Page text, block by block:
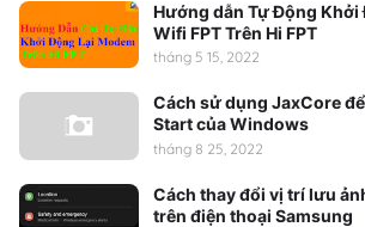
Hướng dẫn Tự Động Khởi
Wifi FPT Trên Hi FPT
tháng 5 15, 2022
Cách sử dụng JaxCore
Start của Windows
tháng 8 25, 2022
Cách thay đổi vị trí lưu
trên điện thoại Samsung